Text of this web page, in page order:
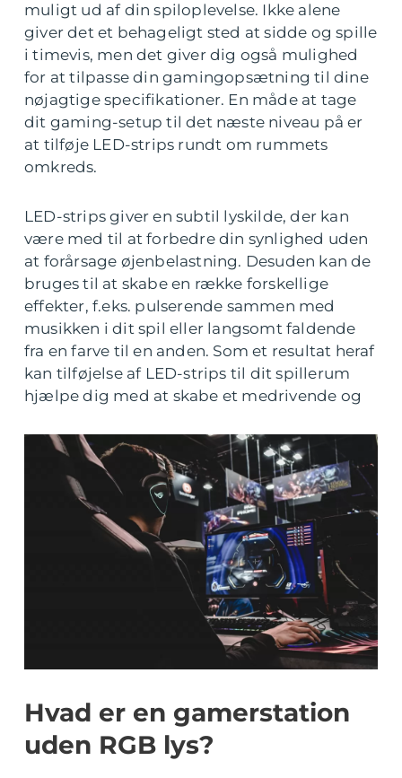
muligt ud af din spiloplevelse. Ikke alene
giver det et behageligt sted at sidde og spille
i timevis, men det giver dig også mulighed
for at tilpasse din gamingopsætning til dine
nøjagtige specifikationer. En måde at tage
dit gaming-setup til det næste niveau på er
at tilføje LED-strips rundt om rummets
omkreds.
LED-strips giver en subtil lyskilde, der kan
være med til at forbedre din synlighed uden
at forårsage øjenbelastning. Desuden kan de
bruges til at skabe en række forskellige
effekter, f.eks. pulserende sammen med
musikken i dit spil eller langsomt faldende
fra en farve til en anden. Som et resultat heraf
kan tilføjelse af LED-strips til dit spillerum
hjælpe dig med at skabe et medrivende og
Hvad er en gamerstation
uden RGB lys?